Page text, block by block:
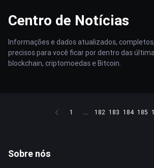
Centro de Notícias
Informações e dados atualizados,
precisos para você ficar por dentro das
blockchain, criptomoedas e Bitcoin.
1 ... 182 183 184 185
Sobre nós